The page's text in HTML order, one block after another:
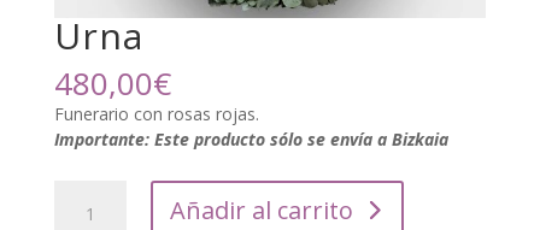
Urna
480,00€
Funerario con rosas rojas.
Importante: Este producto sólo se envía a Bizkaia
cantidad
Añadir al carrito